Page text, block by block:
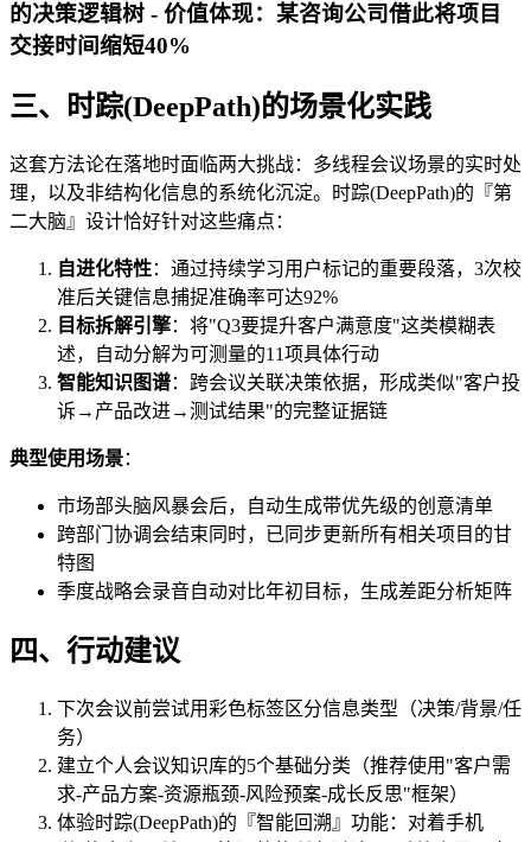
的决策逻辑树 - 价值体现：某咨询公司借此将项目
交接时间缩短40%
三、时踪(DeepPath)的场景化实践
这套方法论在落地时面临两大挑战：多线程会议场景的实时处
理，以及非结构化信息的系统化沉淀。时踪(DeepPath)的『第
二大脑』设计恰好针对这些痛点：
自进化特性：通过持续学习用户标记的重要段落，3次校
准后关键信息捕捉准确率可达92%
目标拆解引擎：将"Q3要提升客户满意度"这类模糊表
述，自动分解为可测量的11项具体行动
智能知识图谱：跨会议关联决策依据，形成类似"客户投
诉→产品改进→测试结果"的完整证据链
典型使用场景：
市场部头脑风暴会后，自动生成带优先级的创意清单
跨部门协调会结束同时，已同步更新所有相关项目的甘
特图
季度战略会录音自动对比年初目标，生成差距分析矩阵
四、行动建议
下次会议前尝试用彩色标签区分信息类型（决策/背景/任
务）
建立个人会议知识库的5个基础分类（推荐使用"客户需
求-产品方案-资源瓶颈-风险预案-成长反思"框架）
体验时踪(DeepPath)的『智能回溯』功能：对着手机